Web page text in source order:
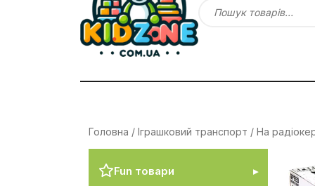
Головна / Іграшковий транспорт / На
Fun товари